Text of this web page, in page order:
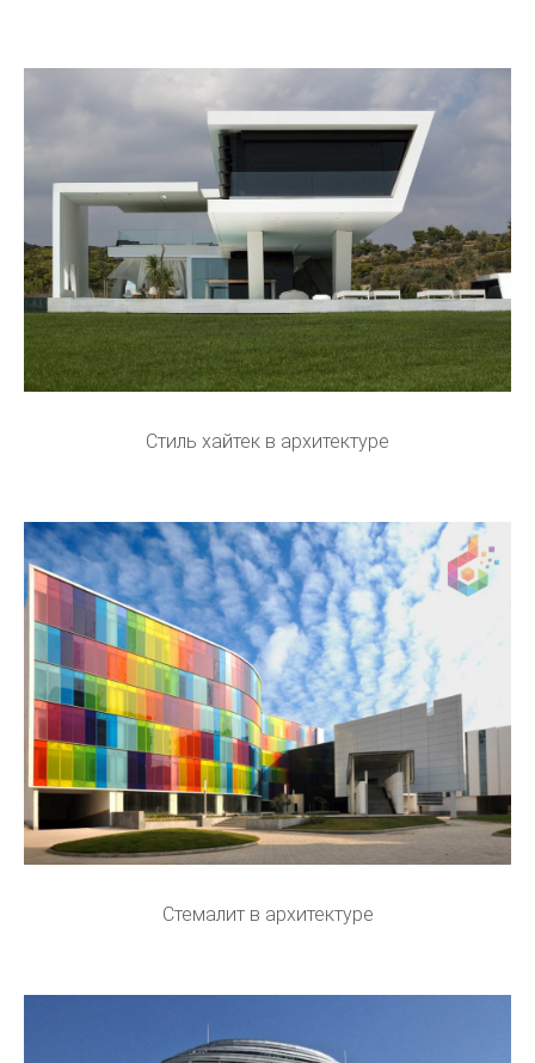
Стиль хайтек в архитектуре
Стемалит в архитектуре